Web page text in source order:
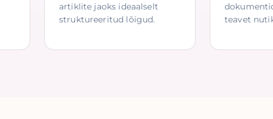
artiklite jaoks ideaalselt
struktureeritud lõigud.
teavet